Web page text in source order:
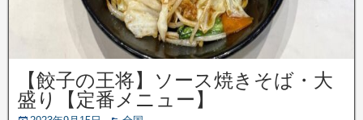
【餃子の王将】ソース焼きそば・大
盛り【定番メニュー】